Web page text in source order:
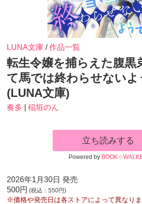
LUNA文庫 /作品一覧
転生令嬢を捕らえた腹黒
て馬では終わらせない
(LUNA文庫)
奏多 稲垣のん
立ち読みする
Powered by
2026年1月30日 発売
500円 (税込：550円)
※価格や発売日は各ストアによって異なりま